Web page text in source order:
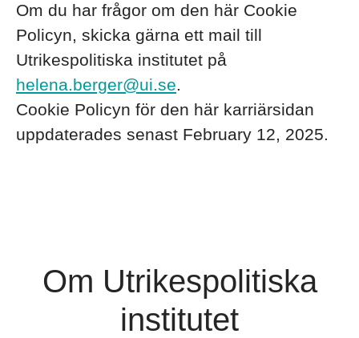
Om du har frågor om den här Cookie
Policyn, skicka gärna ett mail till
Utrikespolitiska institutet på
helena.berger@ui.se.
Cookie Policyn för den här karriärsidan
uppdaterades senast February 12, 2025.
Om Utrikespolitiska
institutet